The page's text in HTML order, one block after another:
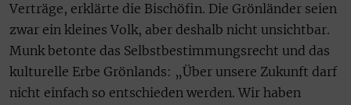
Verträge, erklärte die Bischöfin. Die Grönländer seien
zwar ein kleines Volk, aber deshalb nicht unsichtbar.
Munk betonte das Selbstbestimmungsrecht und das
kulturelle Erbe Grönlands: „Über unsere Zukunft darf
nicht einfach so entschieden werden. Wir haben